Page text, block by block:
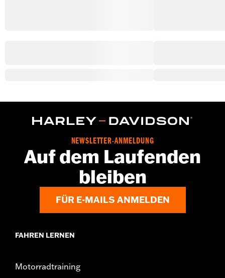
NEWSLETTER-ANMELDUNG
Auf dem Laufenden
bleiben
FÜR E-MAILS ANMELDEN
FAHREN LERNEN
Motorradtraining